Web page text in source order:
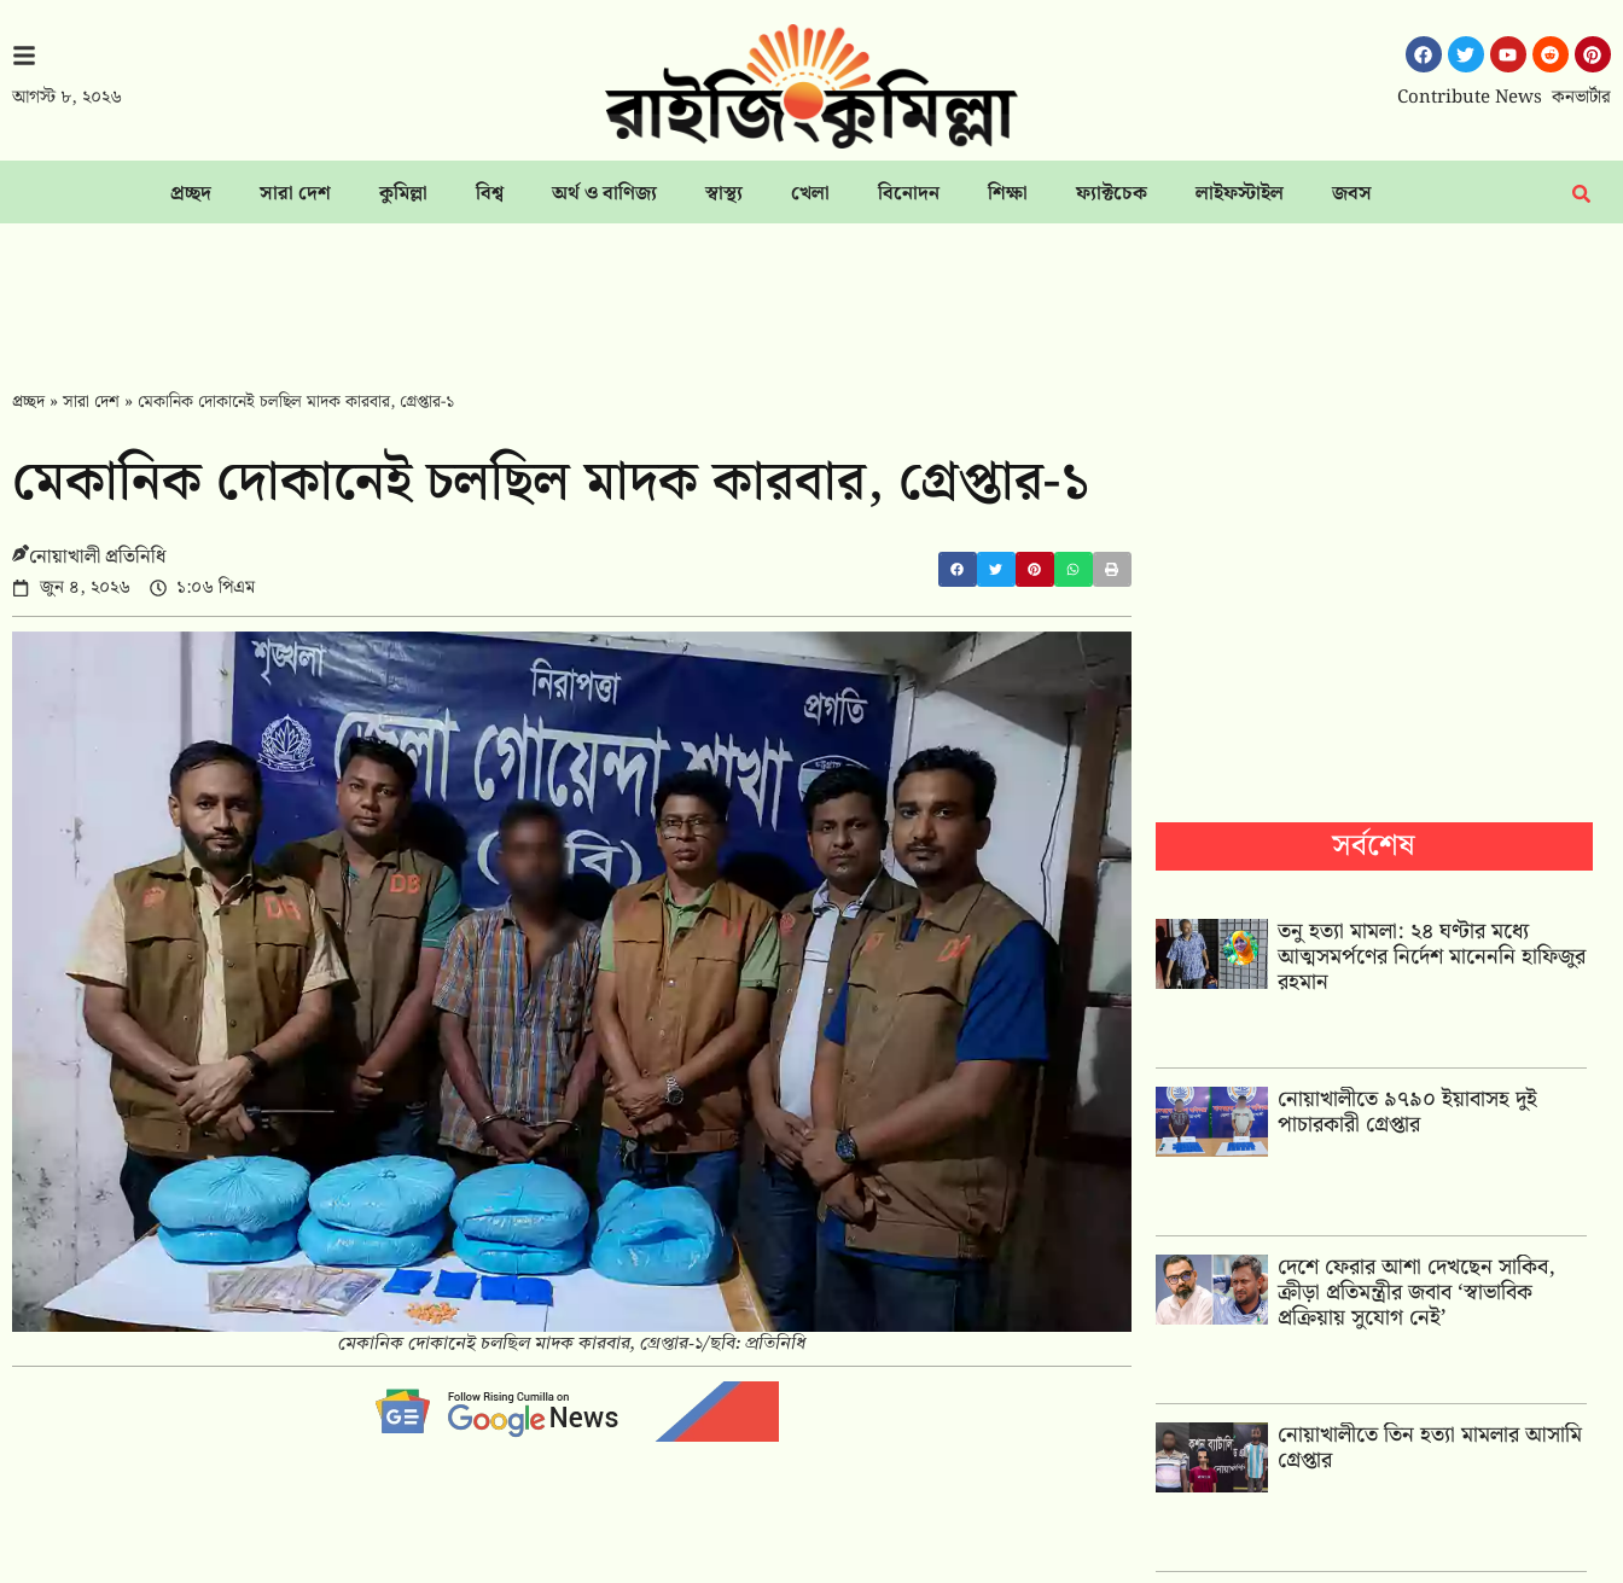
আগস্ট ৮, ২০২৬ Contribute News কনভার্টার
প্রচ্ছদ সারা দেশ কুমিল্লা বিশ্ব অর্থ ও বাণিজ্য স্বাস্থ্য খেলা বিনোদন শিক্ষা ফ্যাক্টচেক লাইফস্টাইল জবস
প্রচ্ছদ»সারা দেশ » মেকানিক দোকানেই চলছিল মাদক কারবার, গ্রেপ্তার-১
মেকানিক দোকানেই চলছিল মাদক কারবার, গ্রেপ্তার-১
নোয়াখালী প্রতিনিধি
জুন ৪, ২০২৬ ১:০৬ পিএম
মেকানিক দোকানেই চলছিল মাদক কারবার, গ্রেপ্তার-১/ছবি: প্রতিনিধি
সর্বশেষ
তনু হত্যা মামলা: ২৪ ঘণ্টার মধ্যে
আত্মসমর্পণের নির্দেশ মানেননি হাফিজুর
রহমান
নোয়াখালীতে ৯৭৯০ ইয়াবাসহ দুই
পাচারকারী গ্রেপ্তার
দেশে ফেরার আশা দেখছেন সাকিব,
ক্রীড়া প্রতিমন্ত্রীর জবাব ‘স্বাভাবিক
প্রক্রিয়ায় সুযোগ নেই’
নোয়াখালীতে তিন হত্যা মামলার আসামি
গ্রেপ্তার